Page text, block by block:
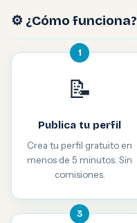
⚙️ ¿Cómo funciona?
1
📝
Publica tu perfil
Crea tu perfil gratuito en
menos de 5 minutos. Sin
comisiones.
3